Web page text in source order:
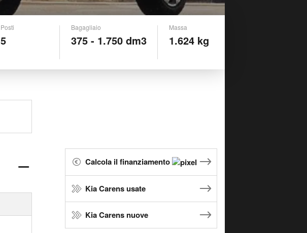
Posti
5
Bagagliaio
375 - 1.750 dm3
Massa
1.624 kg
Calcola il finanziamento
Kia Carens usate
Kia Carens nuove